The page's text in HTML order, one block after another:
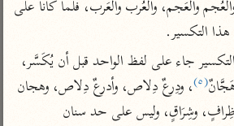
تفسير الرازي
أضواء البيان
مركَّزة العبارة
تفسير الجلالين
التكسير.
(٥)